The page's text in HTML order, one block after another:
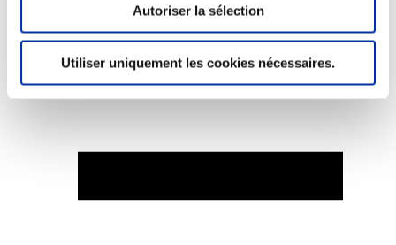
Autoriser la sélection
Utiliser uniquement les cookies nécessaires.